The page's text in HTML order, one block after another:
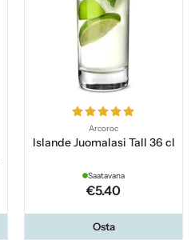
Arcoroc
Islande Juomalasi Tall 36 cl
Saatavana
€5.40
Osta